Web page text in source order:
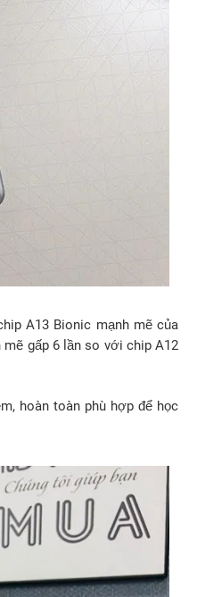
A13 Bionic mạnh mẽ của
gấp 6 lần so với chip A12
hoàn toàn phù hợp để học